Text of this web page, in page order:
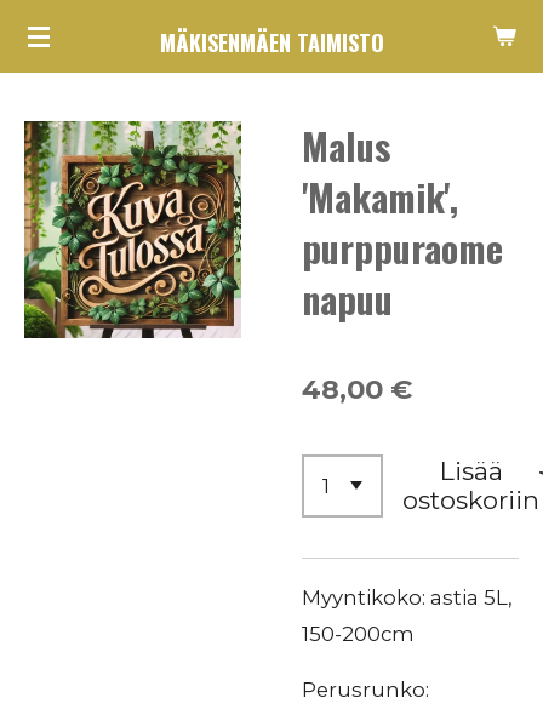
Siirry
MÄKISENMÄEN TAIMISTO
Malus
'Makamik',
purppuraome
napuu
48,00 €
Lisää
ostoskoriin
Myyntikoko: astia 5L,
150-200cm
Perusrunko: